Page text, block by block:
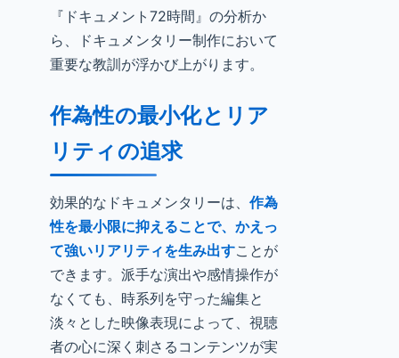
『ドキュメント72時間』の分析か
ら、ドキュメンタリー制作において
重要な教訓が浮かび上がります。
作為性の最小化とリア
リティの追求
効果的なドキュメンタリーは、 作為
性を最小限に抑えることで、かえっ
て強いリアリティを生み出すことが
できます。派手な演出や感情操作が
なくても、時系列を守った編集と
淡々とした映像表現によって、視聴
者の心に深く刺さるコンテンツが実